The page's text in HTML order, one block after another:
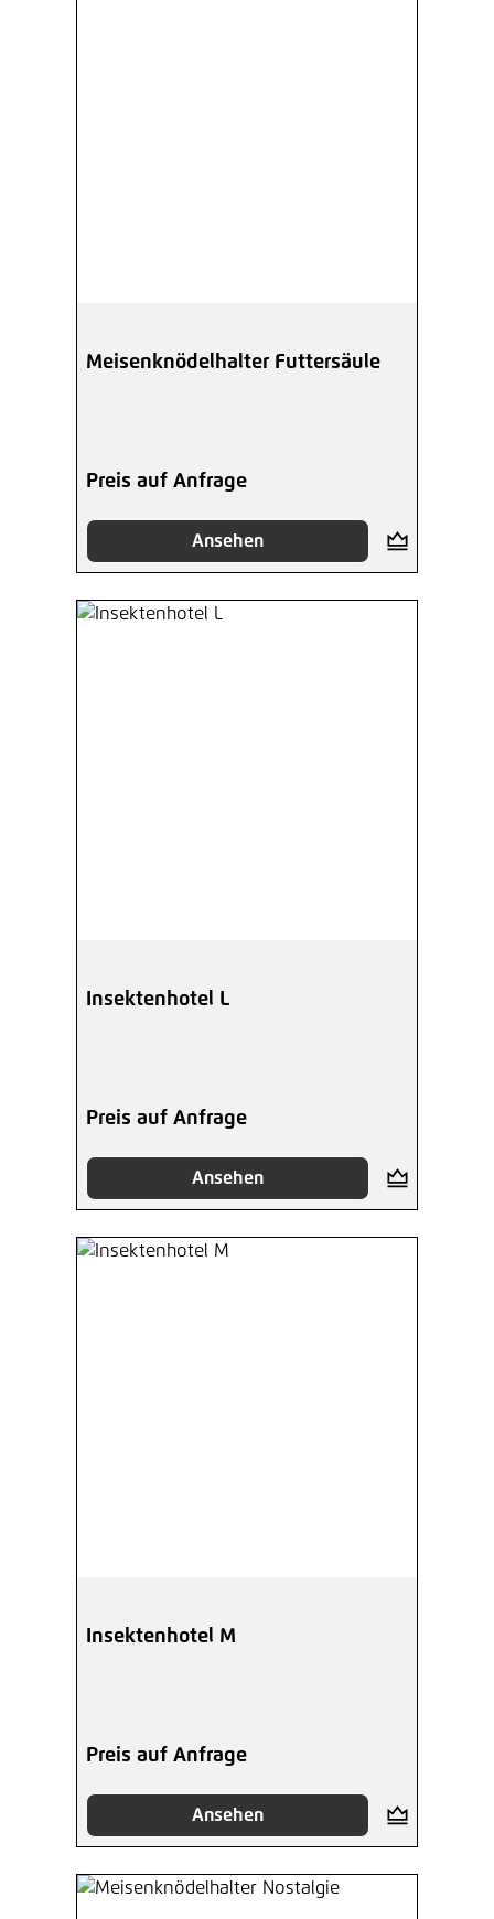
Meisenknödelhalter Futtersäule
Preis auf Anfrage
Ansehen
Insektenhotel L
Preis auf Anfrage
Ansehen
Insektenhotel M
Preis auf Anfrage
Ansehen